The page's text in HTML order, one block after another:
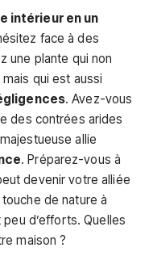
intérieur en un
face à des
une plante qui non
qui est aussi
. Avez-vous
des contrées arides
allie
. Préparez-vous à
devenir votre alliée
de nature à
d’efforts. Quelles
maison ?